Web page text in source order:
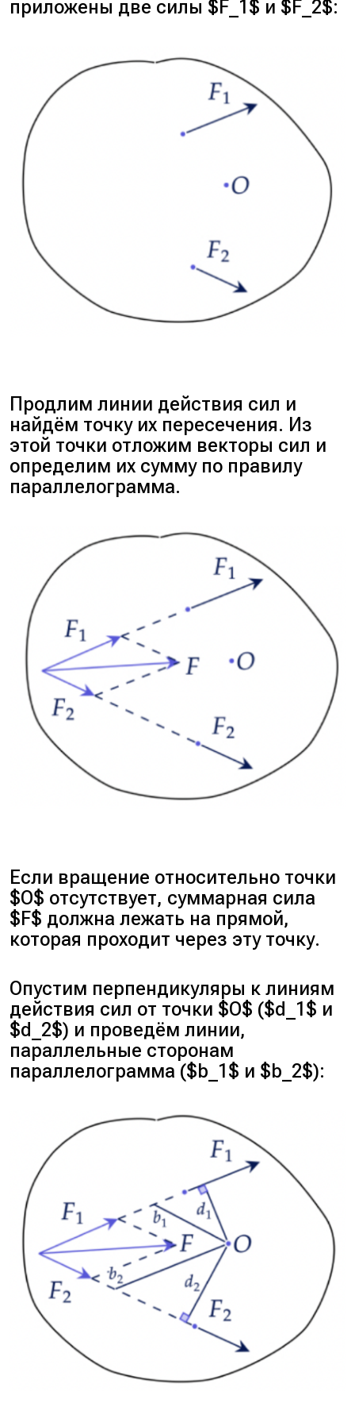
приложены две силы $F_1$ и $F_2$:
Продлим линии действия сил и
найдём точку их пересечения. Из
этой точки отложим векторы сил и
определим их сумму по правилу
параллелограмма.
Если вращение относительно точки
$O$ отсутствует, суммарная сила
$F$ должна лежать на прямой,
которая проходит через эту точку.
Опустим перпендикуляры к линиям
действия сил от точки $O$ ($d_1$ и
$d_2$) и проведём линии,
параллельные сторонам
параллелограмма ($b_1$ и $b_2$):